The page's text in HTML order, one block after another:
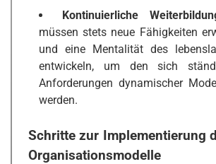
Kontinuierliche
müssen stets neue Fähigkeiten
und eine Mentalität des
entwickeln, um den sich
Anforderungen dynamischer
werden.
Schritte zur Implementierung
Organisationsmodelle